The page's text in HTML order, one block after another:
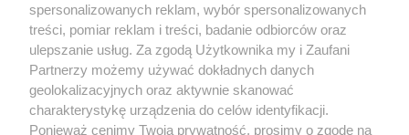
spersonalizowanych reklam, wybór spersonalizowanych
treści, pomiar reklam i treści, badanie odbiorców oraz
ulepszanie usług. Za zgodą Użytkownika my i Zaufani
Partnerzy możemy używać dokładnych danych
geolokalizacyjnych oraz aktywnie skanować
charakterystykę urządzenia do celów identyfikacji.
Ponieważ cenimy Twoją prywatność, prosimy o zgodę na